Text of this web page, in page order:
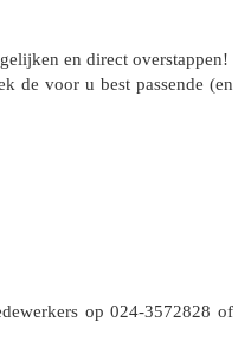
en direct overstappen!
de voor u best passende (en
op 024-3572828 of